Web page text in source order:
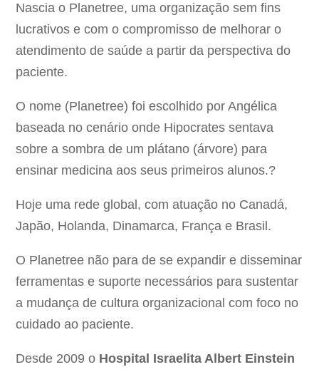
Nascia o Planetree, uma organização sem fins
lucrativos e com o compromisso de melhorar o
atendimento de saúde a partir da perspectiva do
paciente.
O nome (Planetree) foi escolhido por Angélica
baseada no cenário onde Hipocrates sentava
sobre a sombra de um plátano (árvore) para
ensinar medicina aos seus primeiros alunos.?
Hoje uma rede global, com atuação no Canadá,
Japão, Holanda, Dinamarca, França e Brasil.
O Planetree não para de se expandir e disseminar
ferramentas e suporte necessários para sustentar
a mudança de cultura organizacional com foco no
cuidado ao paciente.
Desde 2009 o Hospital Israelita Albert Einstein